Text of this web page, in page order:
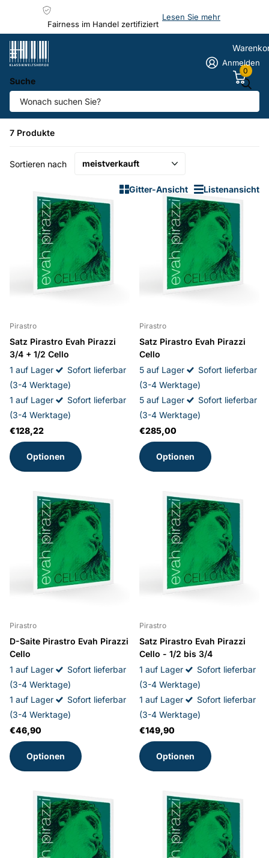
Fairness im Handel zertifiziert
Lesen Sie mehr
Suche
Anmelden
0
Homepage
Pirastro Evah Pirazzi Cello
7 Produkte
Gitter-Ansicht Listenansicht
Sortieren nach
Pirastro
Satz Pirastro Evah Pirazzi
3/4 + 1/2 Cello
1 auf Lager
Sofort lieferbar
(3-4 Werktage)
1 auf Lager
Sofort lieferbar
(3-4 Werktage)
€128,22
Optionen
Pirastro
Satz Pirastro Evah Pirazzi
Cello
5 auf Lager
Sofort lieferbar
(3-4 Werktage)
5 auf Lager
Sofort lieferbar
(3-4 Werktage)
€285,00
Optionen
Pirastro
D-Saite Pirastro Evah Pirazzi
Cello
1 auf Lager
Sofort lieferbar
(3-4 Werktage)
1 auf Lager
Sofort lieferbar
(3-4 Werktage)
€46,90
Optionen
Pirastro
Satz Pirastro Evah Pirazzi
Cello - 1/2 bis 3/4
1 auf Lager
Sofort lieferbar
(3-4 Werktage)
1 auf Lager
Sofort lieferbar
(3-4 Werktage)
€149,90
Optionen